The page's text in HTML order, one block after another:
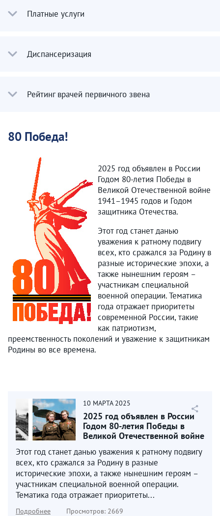
Платные услуги
Диспансеризация
Рейтинг врачей первичного звена
80 Победа!
2025 год объявлен в России
Годом 80-летия Победы в
Великой Отечественной войне
1941–1945 годов и Годом
защитника Отечества.
Этот год станет данью
уважения к ратному подвигу
всех, кто сражался за Родину в
разные исторические эпохи, а
также нынешним героям –
участникам специальной
военной операции. Тематика
года отражает приоритеты
современной России, такие
как патриотизм,
преемственность поколений и уважение к защитникам
Родины во все времена.
10 МАРТА 2025
2025 год объявлен в России
Годом 80-летия Победы в
Великой Отечественной войне
Этот год станет данью уважения к ратному подвигу
всех, кто сражался за Родину в разные
исторические эпохи, а также нынешним героям –
участникам специальной военной операции.
Тематика года отражает приоритеты...
Подробнее Просмотров: 2669